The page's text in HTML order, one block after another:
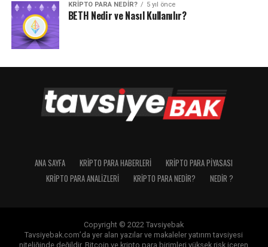
KRIPTO PARA NEDIR? 5 yıl önce
BETH Nedir ve Nasıl Kullanılır?
ANA SAYFA KRIPTO PARA HABERLERI
KRIPTO PARA PIYASASI
KRIPTO PARA ANALIZLERI
KRIPTO PARA NEDIR? NEDIR ?
Copyright © 2022 Tavsiyebak
Tavsiyebak.com’da yer alan yazılar ve makaleler yatırım tavsiyesi
niteliğinde değildir. Bitcoin ve kripto para birimleri yüksek risk içeren